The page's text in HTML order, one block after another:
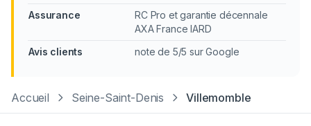
Assurance
RC Pro et garantie décennale
AXA France IARD
Avis clients
note de 5/5 sur Google
Accueil Seine-Saint-Denis Villemomble